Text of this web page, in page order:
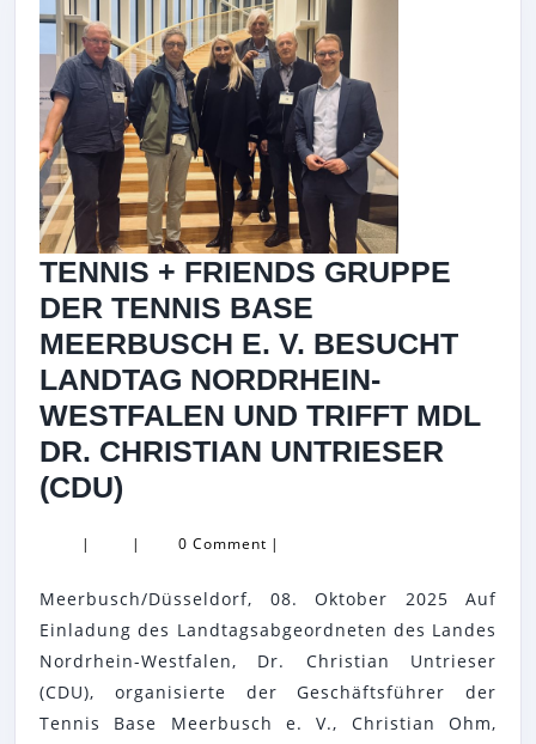
TENNIS + FRIENDS GRUPPE
DER TENNIS BASE
MEERBUSCH E. V. BESUCHT
LANDTAG NORDRHEIN-
WESTFALEN UND TRIFFT MDL
DR. CHRISTIAN UNTRIESER
(CDU)
FRIENDS
GRUPPE
DER
TENNIS
BASE
MEERBUSCH
| | 0 Comment |
Meerbusch/Düsseldorf, 08. Oktober 2025 Auf
Einladung des Landtagsabgeordneten des Landes
Nordrhein-Westfalen, Dr. Christian Untrieser
(CDU), organisierte der Geschäftsführer der
Tennis Base Meerbusch e. V., Christian Ohm,